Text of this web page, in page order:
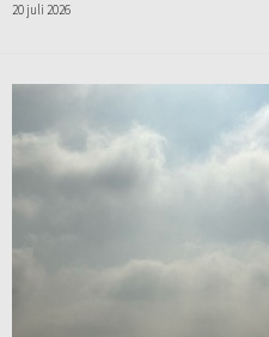
20 juli 2026